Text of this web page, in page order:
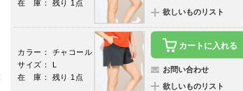
在 庫： 残り 1点
欲しいものリスト
カラー： チャコール
サイズ： L
在 庫： 残り 1点
カートに入れる
お問い合わせ
欲しいものリスト